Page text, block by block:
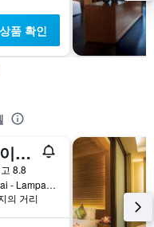
상품 확인
크로스 바이브 치앙마이 디셈
8.8
10/18 Chiang Mai - Lampang Road, Tambon Changphuang, Amphoe Muang, 치앙마이, 태국
의 거리